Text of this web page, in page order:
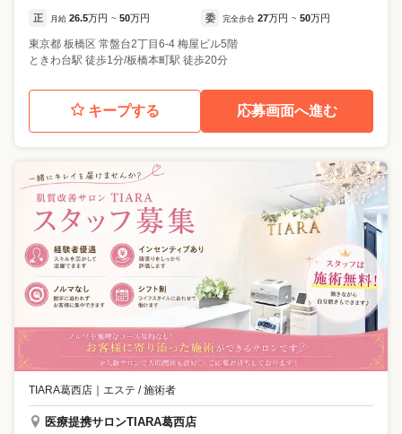
正 月給 26.5万円 ~ 50万円 委 完全歩合 27万円 ~ 50万円
東京都 板橋区 常盤台2丁目6-4 梅屋ビル5階
ときわ台駅 徒歩1分/板橋本町駅 徒歩20分
キープする 応募画面へ進む
TIARA葛西店 エステ / 施術者
医療提携サロンTIARA葛西店